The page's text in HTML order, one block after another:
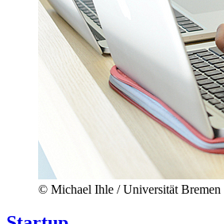
© Michael Ihle / Universität Bremen